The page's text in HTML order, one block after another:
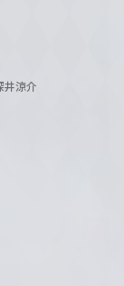
井涼介